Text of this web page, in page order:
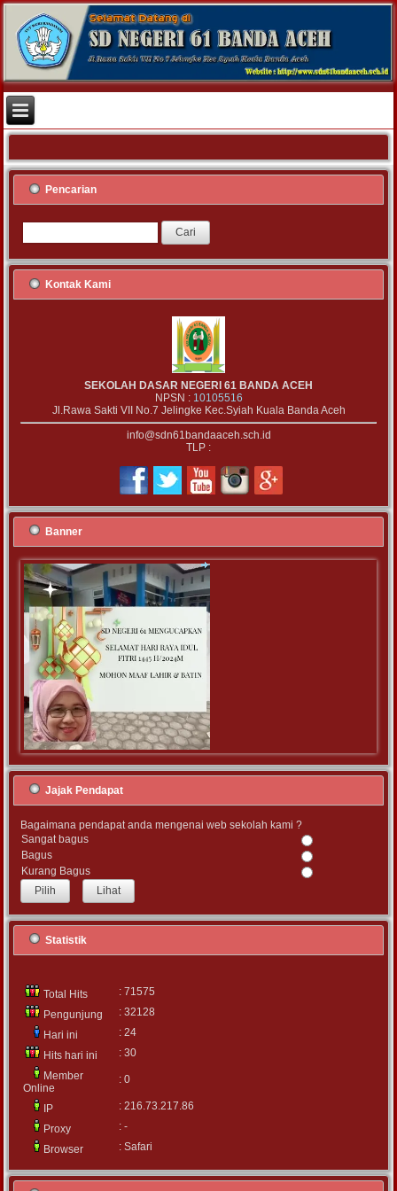
Pencarian
Kontak Kami
SEKOLAH DASAR NEGERI 61 BANDA ACEH
NPSN : 10105516
Jl.Rawa Sakti VII No.7 Jelingke Kec.Syiah Kuala Banda Aceh
info@sdn61bandaaceh.sch.id
TLP :
Banner
Jajak Pendapat
Bagaimana pendapat anda mengenai web sekolah kami ?
Sangat bagus
Bagus
Kurang Bagus
Lihat
Statistik
Total Hits
: 71575
Pengunjung
: 32128
Hari ini
: 24
Hits hari ini
: 30
Member
Online
: 0
IP
: 216.73.217.86
Proxy
: -
Browser
: Safari